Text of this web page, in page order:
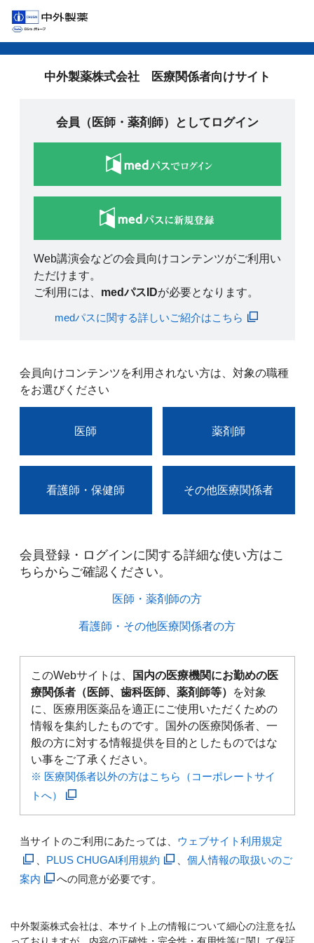
中外製薬株式会社 医療関係者向けサイト
会員（医師・薬剤師）としてログイン
Web講演会などの会員向けコンテンツがご利用い
ただけます。
ご利用には、 medパスIDが必要となります。
medパスに関する詳しいご紹介はこちら
会員向けコンテンツを利用されない方は、対象の職種
をお選びください
医師 薬剤師
看護師・保健師 その他医療関係者
会員登録・ログインに関する詳細な使い方はこ
ちらからご確認ください。​
医師・薬剤師の方​
看護師・その他医療関係者の方​
このWebサイトは、
国内の医療機関にお勤めの医
療関係者（医師、歯科医師、薬剤師等）
を対象
に、医療用医薬品を適正にご使用いただくための
情報を集約したものです。国外の医療関係者、一
般の方に対する情報提供を目的としたものではな
い事をご了承ください。
※ 医療関係者以外の方はこちら（コーポレートサイ
トへ）
当サイトのご利用にあたっては、 ウェブサイト利用規定
PLUS CHUGAI利用規約
個人情報の取扱いのご
案内
への同意が必要です。
中外製薬株式会社は、本サイト上の情報について細心の注意を払
っておりますが、内容の正確性・完全性・有用性等に関して保証